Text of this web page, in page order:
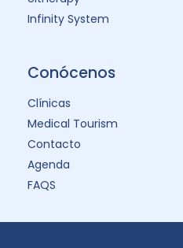
Infinity System
Conócenos
Clínicas
Medical Tourism
Contacto
Agenda
FAQS